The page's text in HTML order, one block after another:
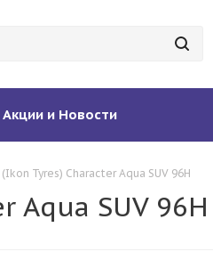
Акции и Новости
Tyres) Character Aqua SUV 96H
Aqua SUV 96H